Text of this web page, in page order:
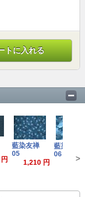
トに入れる
藍染友禅
05
1,210 円
藍染友
06
>